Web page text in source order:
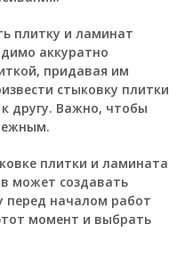
плитку и ламинат
аккуратно
придавая им
стыковку плитки
другу. Важно, чтобы
плитки и ламината
может создавать
перед началом работ
момент и выбрать